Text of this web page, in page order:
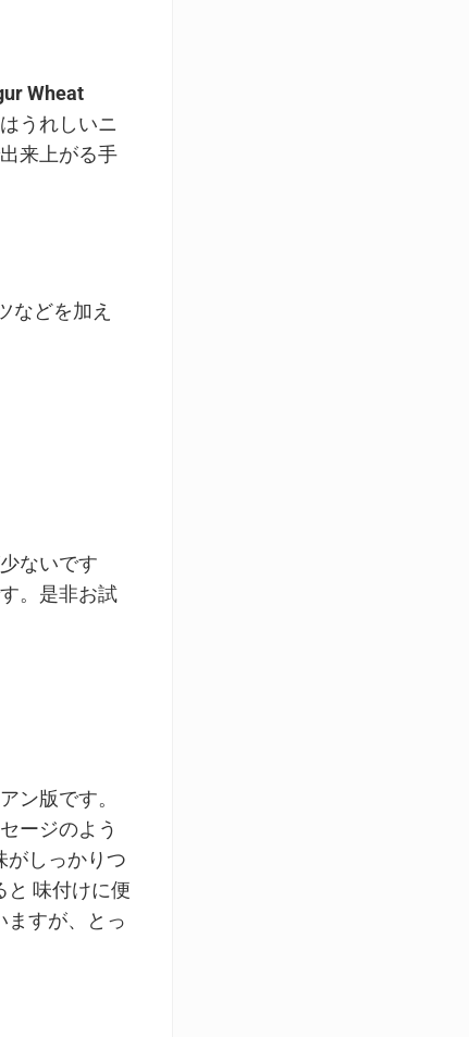
Wheat
うれしいニ
来上がる手
などを加え
ないです
。是非お試
ン版です。
ージのよう
がしっかりつ
と 味付けに便
ますが、とっ